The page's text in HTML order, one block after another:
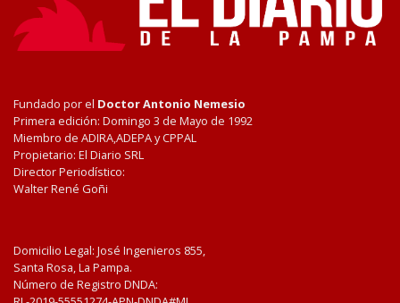
Fundado por el Doctor Antonio Nemesio
Primera edición: Domingo 3 de Mayo de 1992
Miembro de ADIRA,ADEPA y CPPAL
Propietario: El Diario SRL
Director Periodístico:
Walter René Goñi
Domicilio Legal: José Ingenieros 855,
Santa Rosa, La Pampa.
Número de Registro DNDA: